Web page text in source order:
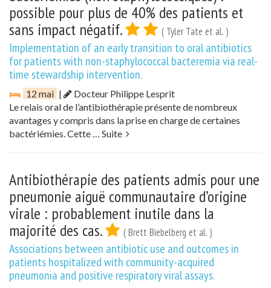
possible pour plus de 40% des patients et
sans impact négatif.
( Tyler Tate et al. )
Implementation of an early transition to oral antibiotics
for patients with non-staphylococcal bacteremia via real-
time stewardship intervention.
12 mai |
Docteur Philippe Lesprit
Le relais oral de l’antibiothérapie présente de nombreux
avantages y compris dans la prise en charge de certaines
bactériémies. Cette … Suite
Antibiothérapie des patients admis pour une
pneumonie aiguë communautaire d’origine
virale : probablement inutile dans la
majorité des cas.
( Brett Biebelberg et al. )
Associations between antibiotic use and outcomes in
patients hospitalized with community-acquired
pneumonia and positive respiratory viral assays.